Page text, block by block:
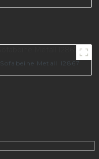
Sofabeine Metall I2867